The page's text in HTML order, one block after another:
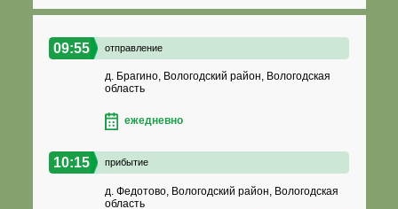
09:55 отправление
д. Брагино, Вологодский район, Вологодская
область
ежедневно
10:15 прибытие
д. Федотово, Вологодский район, Вологодская
область